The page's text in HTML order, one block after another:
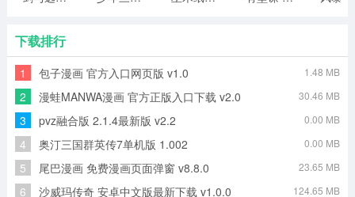
Leaf it Alone游戏特色
1、从徒手捡拾开始积累金币，逐步解锁耙子吹风机等高效
清洁工具。
2、房屋划分为多个独立区域，每个区域设有清洁进度条方
便追踪任务。
下载排行
1 包子漫画 官方入口网页版 v1.0 1.48 MB
2 漫蛙MANWA漫画 官方正版入口下载 v2.0 30.46 MB
3 pvz融合版 2.1.4最新版 v2.2 0.00 MB
4 奥汀三国群英传7单机版 1.002 0.00 MB
5 尾巴漫画 免费漫画页面弹窗 v8.8.0 23.65 MB
6 沙威玛传奇 安卓中文版最新下载 v1.0.0 124.65 MB